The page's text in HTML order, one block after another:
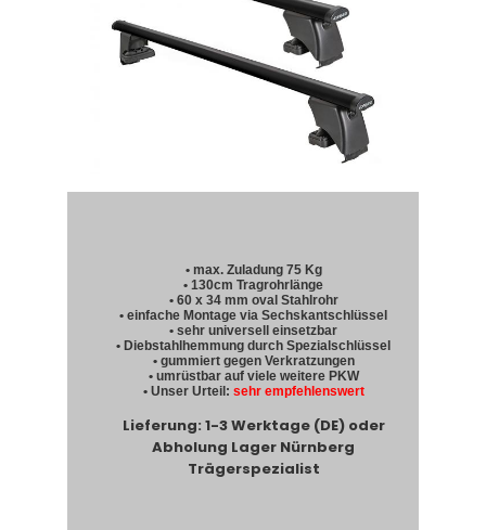
• max. Zuladung 75 Kg
• 130cm Tragrohrlänge
• 60 x 34 mm oval Stahlrohr
• einfache Montage via Sechskantschlüssel
• sehr universell einsetzbar
• Diebstahlhemmung durch Spezialschlüssel
• gummiert gegen Verkratzungen
• umrüstbar auf viele weitere PKW
• Unser Urteil: sehr empfehlenswert
Lieferung: 1-3 Werktage (DE) oder
Abholung Lager Nürnberg
Trägerspezialist